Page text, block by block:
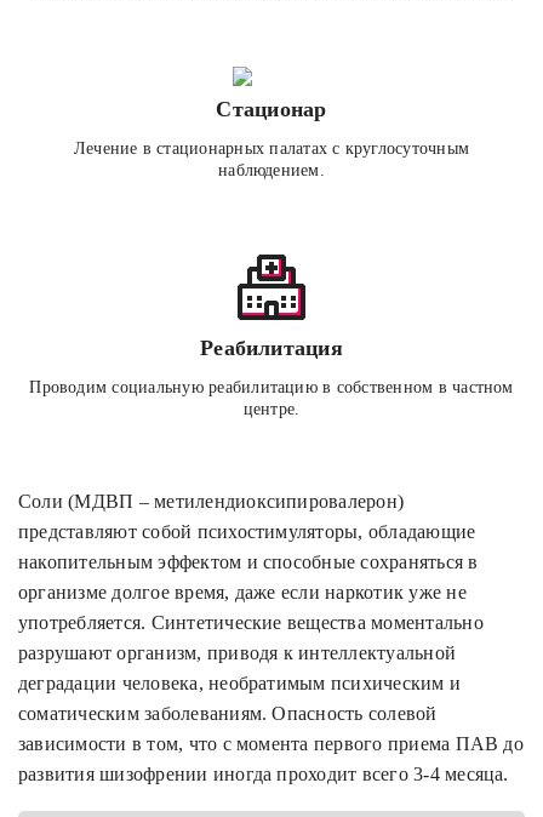
Стационар
Лечение в стационарных палатах с круглосуточным
наблюдением.
Реабилитация
Проводим социальную реабилитацию в собственном в частном
центре.
Соли (МДВП – метилендиоксипировалерон)
представляют собой психостимуляторы, обладающие
накопительным эффектом и способные сохраняться в
организме долгое время, даже если наркотик уже не
употребляется. Синтетические вещества моментально
разрушают организм, приводя к интеллектуальной
деградации человека, необратимым психическим и
соматическим заболеваниям. Опасность солевой
зависимости в том, что с момента первого приема ПАВ до
развития шизофрении иногда проходит всего 3-4 месяца.